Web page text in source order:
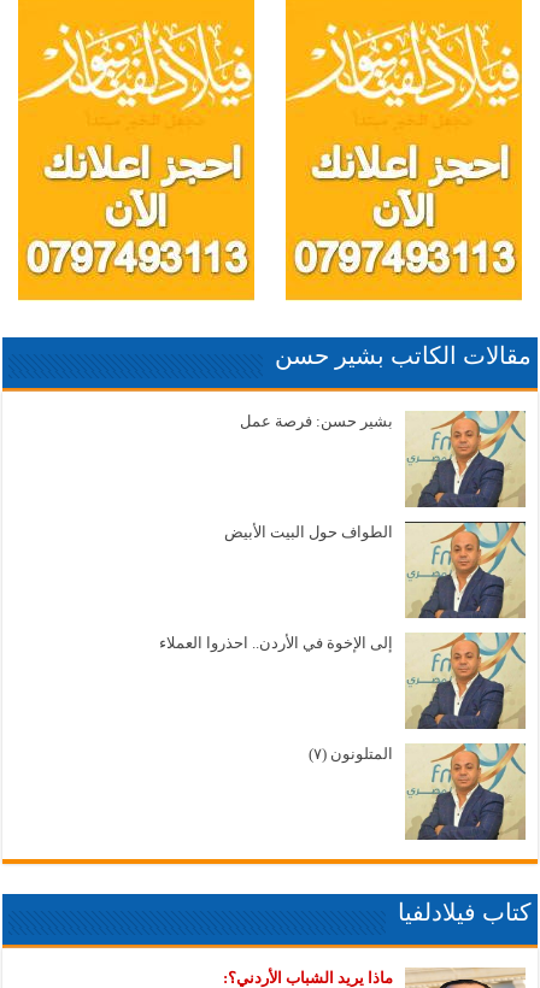
مقالات الكاتب بشير حسن
بشير حسن: فرصة عمل
الطواف حول البيت الأبيض
إلى الإخوة في الأردن.. احذروا العملاء
المتلونون (٧)
كتاب فيلادلفيا
ماذا يريد الشباب الأردني؟: